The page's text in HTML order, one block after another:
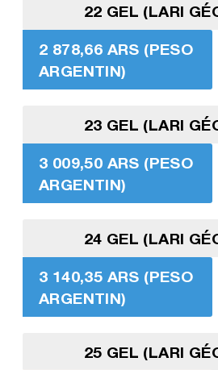
22 GEL (LARI
2 878,66 ARS (PESO
ARGENTIN)
23 GEL (LARI
3 009,50 ARS (PESO
ARGENTIN)
24 GEL (LARI
3 140,35 ARS (PESO
ARGENTIN)
25 GEL (LARI